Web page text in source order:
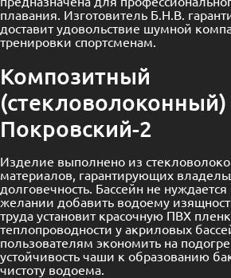
плавания. Изготовитель Б.Н.В.
доставит удовольствие шумной
тренировки спортсменам.
Композитный
(стекловолоконный)
Покровский-2
Изделие выполнено из
материалов, гарантирующих
долговечность. Бассейн не
желании добавить водоему
труда установит красочную ПВХ
теплопроводности у акриловых
пользователям экономить на
устойчивость чаши к образованию
чистоту водоема.